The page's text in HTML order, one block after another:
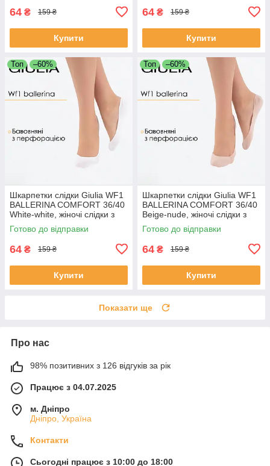
64 ₴ 159 ₴
Купити
64 ₴ 159 ₴
Купити
Топ –60%
Шкарпетки слідки Giulia WF1
BALLERINA COMFORT 36/40
White-white, жіночі слідки з
перфорацією
Готово до відправки
64 ₴ 159 ₴
Купити
Топ –60%
Шкарпетки слідки Giulia WF1
BALLERINA COMFORT 36/40
Beige-nude, жіночі слідки з
перфорацією Джулія
Готово до відправки
64 ₴ 159 ₴
Купити
Показати ще
Про нас
98% позитивних з 126 відгуків за рік
Працює з 04.07.2025
м. Дніпро
Дніпро, Україна
Контакти
Сьогодні працює з 10:00 до 18:00